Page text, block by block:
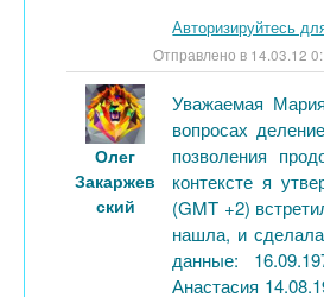
Авторизируйтесь
Отправлено в 14.03.12
Олег
Закаржев
ский
Уважаемая
вопросах
позволения
контексте я
(GMT +2)
нашла, и
данные:
Анастасия